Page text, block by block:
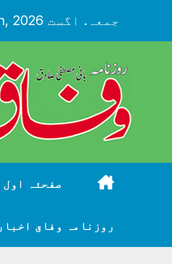
جمعہ. اگست 7th, 2026
صفحئہ اول
روزنامہ وفاق اخبار